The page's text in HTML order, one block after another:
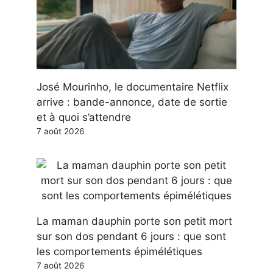
José Mourinho, le documentaire Netflix
arrive : bande-annonce, date de sortie
et à quoi s’attendre
7 août 2026
La maman dauphin porte son petit mort
sur son dos pendant 6 jours : que sont
les comportements épimélétiques
7 août 2026